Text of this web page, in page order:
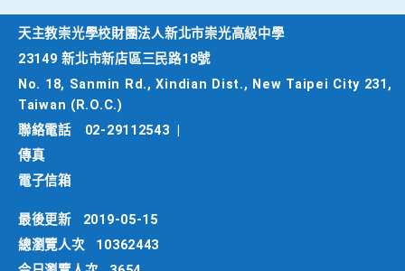
天主教崇光學校財團法人新北市崇光高級中學
23149 新北市新店區三民路18號
No. 18, Sanmin Rd., Xindian Dist., New Taipei City 231,
Taiwan (R.O.C.)
聯絡電話
02-29112543
傳真
電子信箱
最後更新
2019-05-15
總瀏覽人次
10362443